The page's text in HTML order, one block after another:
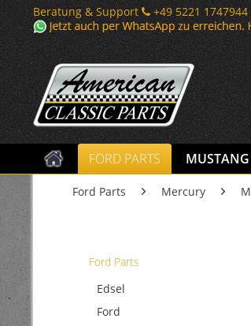
Beratung & Support
+49 5221 1747944
FORD PARTS MUSTANG
Ford Parts Mercury
Ford Parts
Edsel
Ford